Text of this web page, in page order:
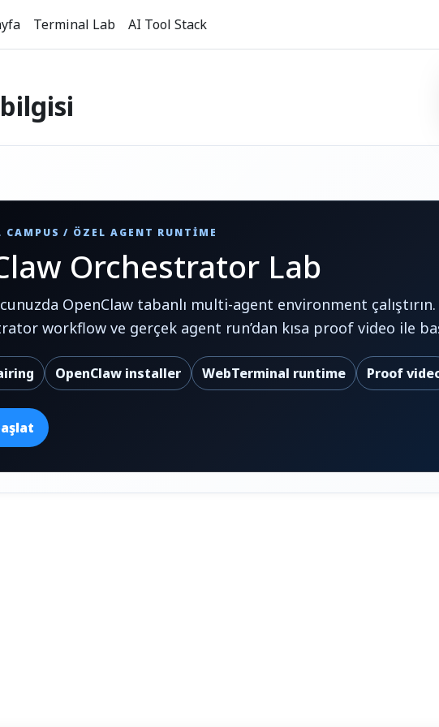
Terminal Lab AI Tool Stack
/ ÖZEL AGENT RUNTIME
Orchestrator Lab
OpenClaw tabanlı multi-agent environment
workflow ve gerçek agent run’dan kısa proof video ile
OpenClaw installer WebTerminal runtime Proof